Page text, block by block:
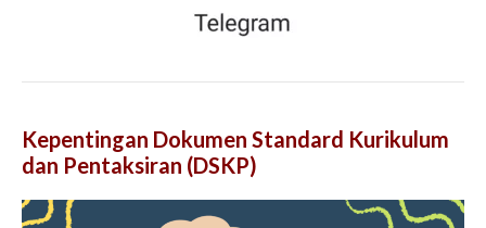
Kepentingan Dokumen Standard Kurikulum
dan Pentaksiran (DSKP)